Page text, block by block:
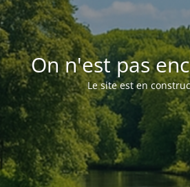
On n'est pas
Le site est en